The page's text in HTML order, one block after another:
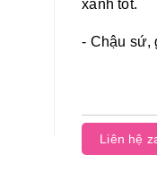
xanh tốt.
- Chậu sứ,
Liên hệ